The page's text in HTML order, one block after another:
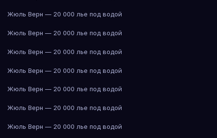
Жюль Верн — 20 000 лье под водой
Жюль Верн — 20 000 лье под водой
Жюль Верн — 20 000 лье под водой
Жюль Верн — 20 000 лье под водой
Жюль Верн — 20 000 лье под водой
Жюль Верн — 20 000 лье под водой
Жюль Верн — 20 000 лье под водой